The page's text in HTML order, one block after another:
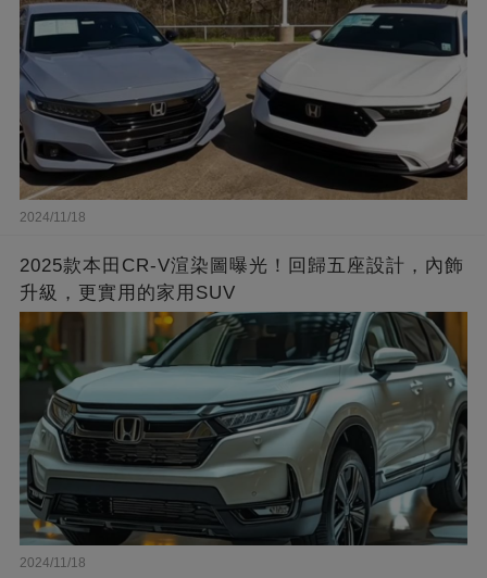
2024/11/18
2025款本田CR-V渲染圖曝光！回歸五座設計，內飾
升級，更實用的家用SUV
2024/11/18